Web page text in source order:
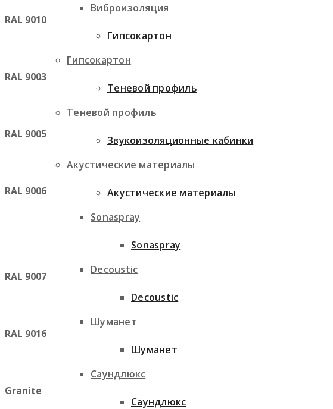
Виброизоляция
Гипсокартон
Теневой профиль
Акустические материалы
Sonaspray
Decoustic
Шуманет
Саундлюкс
Гипсокартон
Теневой профиль
Звукоизоляционные кабинки
Акустические материалы
Sonaspray
Decoustic
Шуманет
Саундлюкс
RAL 9010
RAL 9003
RAL 9005
RAL 9006
RAL 9007
RAL 9016
Granite